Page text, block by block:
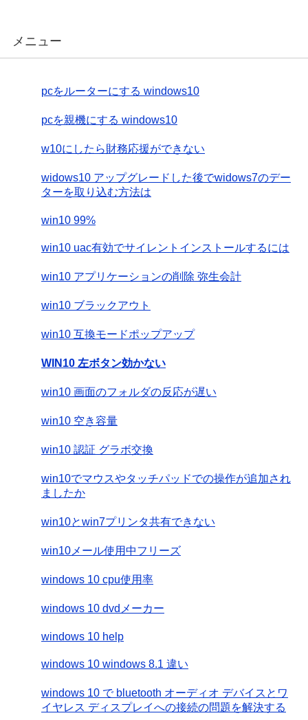
メニュー
pcをルーターにする windows10
pcを親機にする windows10
w10にしたら財務応援ができない
widows10 アップグレードした後でwidows7のデー
ターを取り込む方法は
win10 99%
win10 uac有効でサイレントインストールするには
win10 アプリケーションの削除 弥生会計
win10 ブラックアウト
win10 互換モードポップアップ
WIN10 左ボタン効かない
win10 画面のフォルダの反応が遅い
win10 空き容量
win10 認証 グラボ交換
win10でマウスやタッチパッドでの操作が追加され
ましたか
win10とwin7プリンタ共有できない
win10メール使用中フリーズ
windows 10 cpu使用率
windows 10 dvdメーカー
windows 10 help
windows 10 windows 8.1 違い
windows 10 で bluetooth オーディオ デバイスとワ
イヤレス ディスプレイへの接続の問題を解決する